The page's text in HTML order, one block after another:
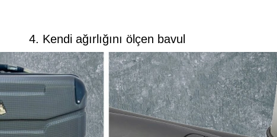
4. Kendi ağırlığını ölçen bavul